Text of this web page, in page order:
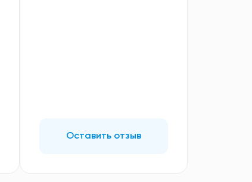
Оставить отзыв